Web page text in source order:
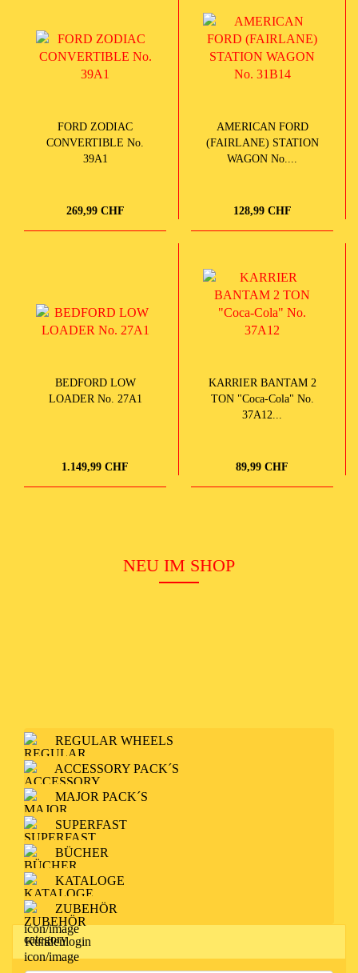
FORD ZODIAC
CONVERTIBLE No.
39A1
269,99 CHF
AMERICAN FORD
(FAIRLANE) STATION
WAGON No....
128,99 CHF
BEDFORD LOW
LOADER No. 27A1
1.149,99 CHF
KARRIER BANTAM 2
TON "Coca-Cola" No.
37A12...
89,99 CHF
NEU IM SHOP
REGULAR WHEELS
ACCESSORY PACK´S
MAJOR PACK´S
SUPERFAST
BÜCHER
KATALOGE
ZUBEHÖR
Kundenlogin